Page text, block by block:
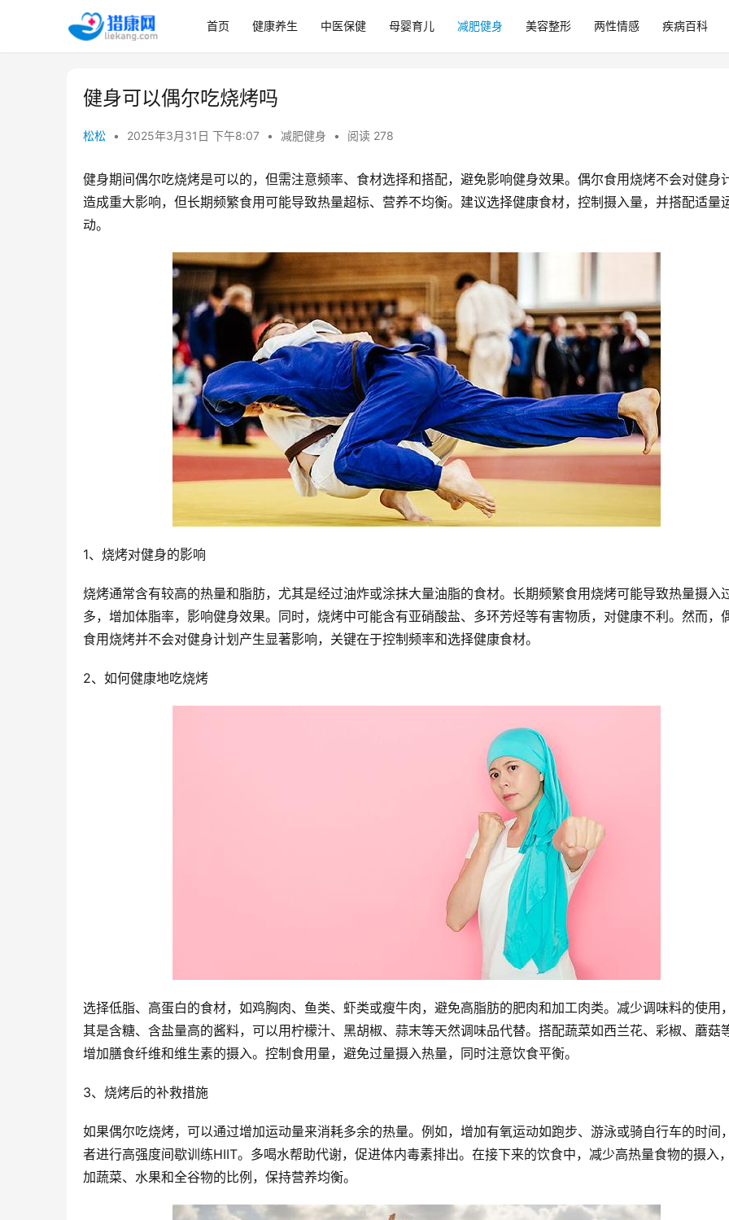
首页 健康养生 中医保健 母婴育儿 减肥健身 美容整形 两性情感 疾病百科
健身可以偶尔吃烧烤吗
松松 • 2025年3月31日 下午8:07 • 减肥健身 • 阅读 278
健身期间偶尔吃烧烤是可以的，但需注意频率、食材选择和搭配，避免影响健身效果。偶尔食用烧烤不会对健身
造成重大影响，但长期频繁食用可能导致热量超标、营养不均衡。建议选择健康食材，控制摄入量，并搭配适量
动。
1、烧烤对健身的影响
烧烤通常含有较高的热量和脂肪，尤其是经过油炸或涂抹大量油脂的食材。长期频繁食用烧烤可能导致热量摄入
多，增加体脂率，影响健身效果。同时，烧烤中可能含有亚硝酸盐、多环芳烃等有害物质，对健康不利。然而，
食用烧烤并不会对健身计划产生显著影响，关键在于控制频率和选择健康食材。
2、如何健康地吃烧烤
选择低脂、高蛋白的食材，如鸡胸肉、鱼类、虾类或瘦牛肉，避免高脂肪的肥肉和加工肉类。减少调味料的使用
其是含糖、含盐量高的酱料，可以用柠檬汁、黑胡椒、蒜末等天然调味品代替。搭配蔬菜如西兰花、彩椒、蘑菇等
增加膳食纤维和维生素的摄入。控制食用量，避免过量摄入热量，同时注意饮食平衡。
3、烧烤后的补救措施
如果偶尔吃烧烤，可以通过增加运动量来消耗多余的热量。例如，增加有氧运动如跑步、游泳或骑自行车的时间
者进行高强度间歇训练HIIT。多喝水帮助代谢，促进体内毒素排出。在接下来的饮食中，减少高热量食物的摄入
加蔬菜、水果和全谷物的比例，保持营养均衡。